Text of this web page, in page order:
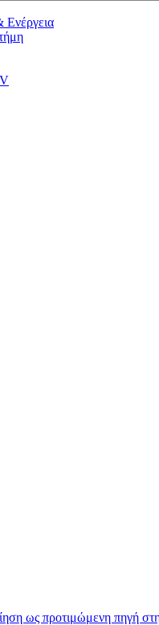
Ενέργεια
ως προτιμώμενη πηγή